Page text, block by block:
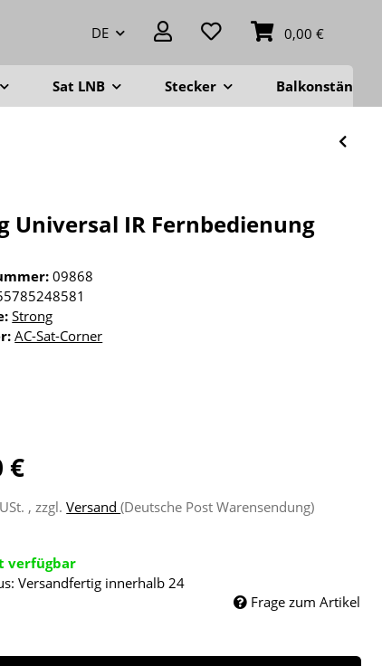
DE 0,00 €
Sat LNB Stecker Balkonständer
Universal IR Fernbedienung
09868
Strong
AC-Sat-Corner
€
, zzgl.Versand(Deutsche Post Warensendung)
verfügbar
Versandfertig innerhalb 24
Frage zum Artikel